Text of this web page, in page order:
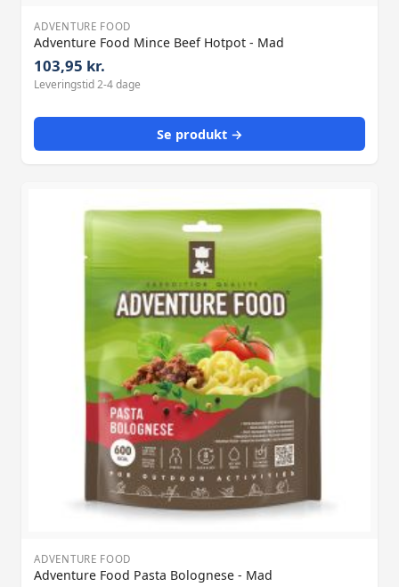
ADVENTURE FOOD
Adventure Food Mince Beef Hotpot - Mad
103,95 kr.
Leveringstid 2-4 dage
Se produkt →
ADVENTURE FOOD
Adventure Food Pasta Bolognese - Mad